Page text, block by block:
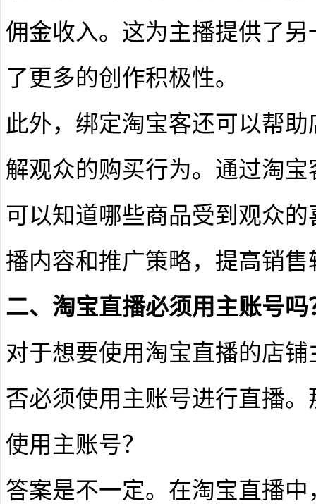
佣金收入。这为主播提供了
了更多的创作积极性。
此外，绑定淘宝客还可以帮
解观众的购买行为。通过淘
可以知道哪些商品受到观众
播内容和推广策略，提高销售
二、淘宝直播必须用主账号吗
对于想要使用淘宝直播的店
否必须使用主账号进行直播
使用主账号？
答案是不一定。在淘宝直播